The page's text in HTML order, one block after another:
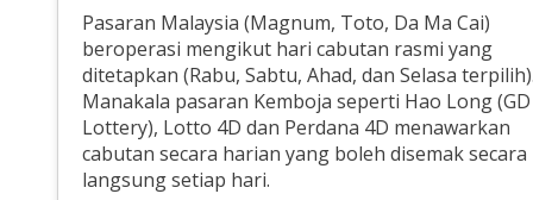
Pasaran Malaysia (Magnum, Toto, Da Ma Cai)
beroperasi mengikut hari cabutan rasmi yang
ditetapkan (Rabu, Sabtu, Ahad, dan Selasa
Manakala pasaran Kemboja seperti Hao Long (GD
Lottery), Lotto 4D dan Perdana 4D menawarkan
cabutan secara harian yang boleh disemak secara
langsung setiap hari.